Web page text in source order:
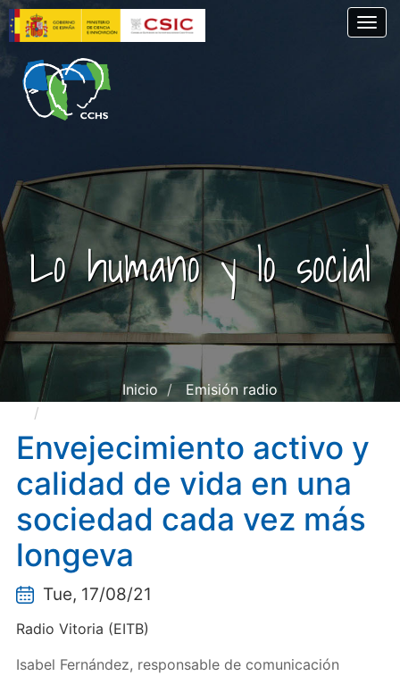
Skip
to
main
content
Lo humano y lo social
Inicio
Emisión radio
sociedad cada vez más longeva
Envejecimiento activo y
calidad de vida en una
sociedad cada vez más
longeva
Tue, 17/08/21
Radio Vitoria (EITB)
Isabel Fernández, responsable de comunicación